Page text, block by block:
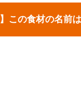
】この食材の名